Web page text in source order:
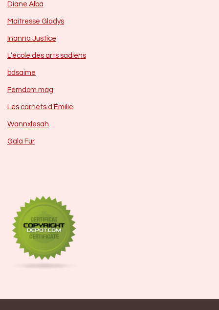
Diane Alba
Maîtresse Gladys
Inanna Justice
L’école des arts sadiens
bdsaime
Femdom mag
Les carnets d’Émilie
Wannxlesah
Gala Fur